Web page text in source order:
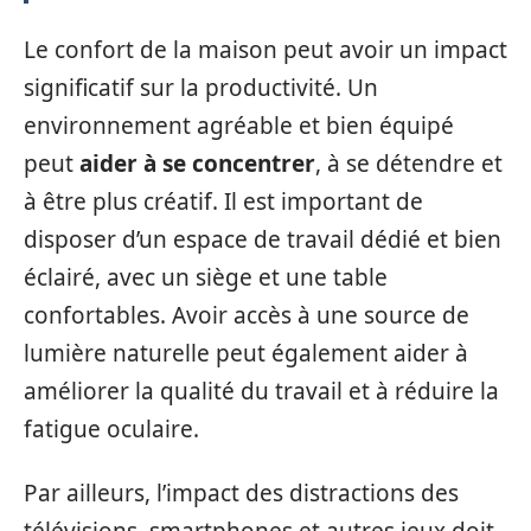
Le confort de la maison peut avoir un impact
significatif sur la productivité. Un
environnement agréable et bien équipé
peutaider à se concentrer, à se détendre et
à être plus créatif. Il est important de
disposer d’un espace de travail dédié et bien
éclairé, avec un siège et une table
confortables. Avoir accès à une source de
lumière naturelle peut également aider à
améliorer la qualité du travail et à réduire la
fatigue oculaire.
Par ailleurs, l’impact des distractions des